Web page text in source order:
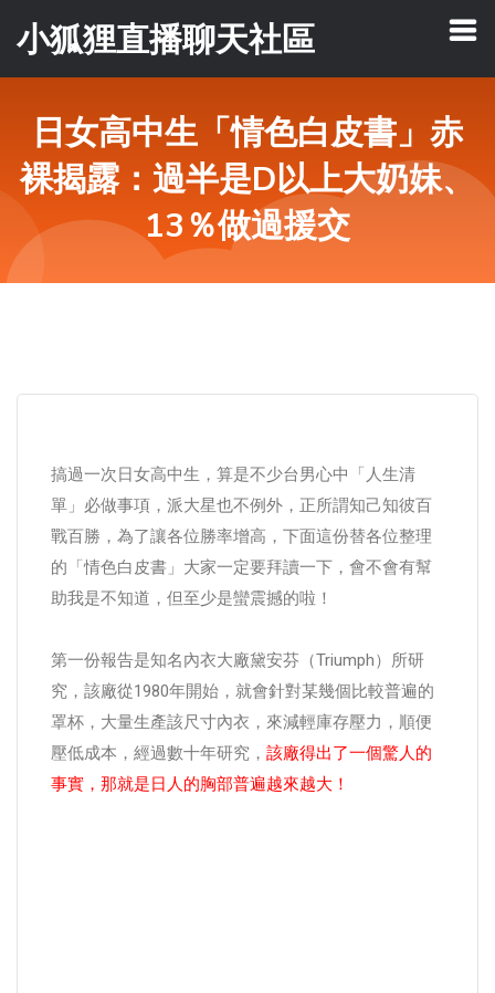
小狐狸直播聊天社區
日女高中生「情色白皮書」赤
裸揭露：過半是D以上大奶妹、
13％做過援交
搞過一次日女高中生，算是不少台男心中「人生清
單」必做事項，派大星也不例外，正所謂知己知彼百
戰百勝，為了讓各位勝率增高，下面這份替各位整理
的「情色白皮書」大家一定要拜讀一下，會不會有幫
助我是不知道，但至少是蠻震撼的啦！
第一份報告是知名內衣大廠黛安芬（Triumph）所研
究，該廠從1980年開始，就會針對某幾個比較普遍的
罩杯，大量生產該尺寸內衣，來減輕庫存壓力，順便
壓低成本，經過數十年研究， 該廠得出了一個驚人的
事實，那就是日人的胸部普遍越來越大！